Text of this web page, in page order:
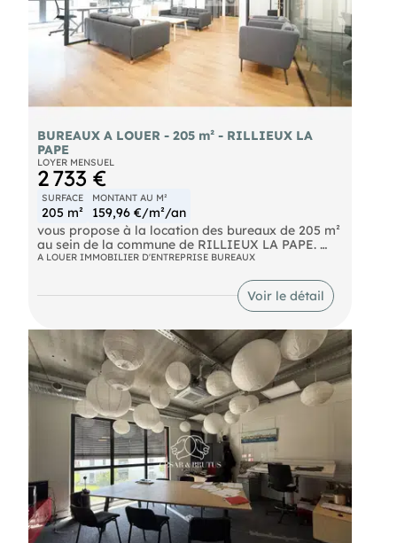
BUREAUX A LOUER - 205 m² - RILLIEUX LA
PAPE
LOYER MENSUEL
2 733 €
SURFACE
205 m²
MONTANT AU M²
159,96 €/m²/an
vous propose à la location des bureaux de 205 m²
au sein de la commune de RILLIEUX LA PAPE.
- Loyer annuel : 32800 € HTHC
- Charges annuelles : 1691 € HT
- Taxe foncière : 3578.32€ Preneur
- Honoraires : 15% HT à la charge du preneur (soit
4 920,00 € HT)
A LOUER IMMOBILIER D'ENTREPRISE BUREAUX
Voir le détail